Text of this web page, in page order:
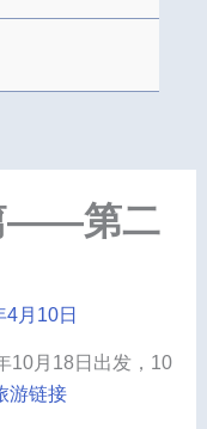
——第二
4月10日
10月18日出发，10
游链接